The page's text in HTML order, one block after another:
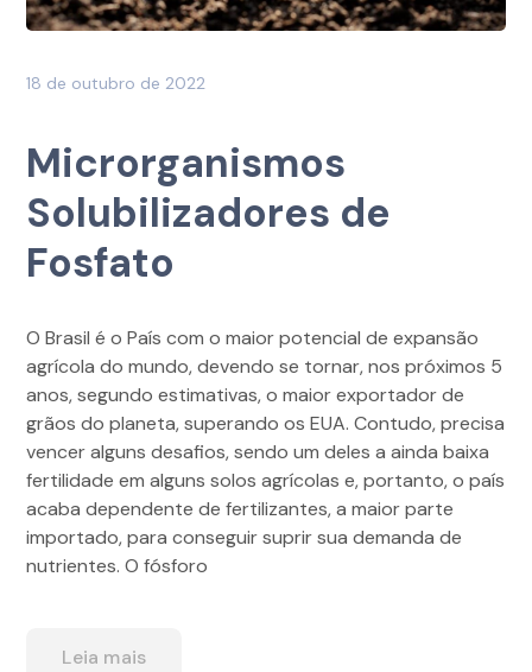
18 de outubro de 2022
Microrganismos
Solubilizadores de
Fosfato
O Brasil é o País com o maior potencial de expansão
agrícola do mundo, devendo se tornar, nos próximos 5
anos, segundo estimativas, o maior exportador de
grãos do planeta, superando os EUA. Contudo, precisa
vencer alguns desafios, sendo um deles a ainda baixa
fertilidade em alguns solos agrícolas e, portanto, o país
acaba dependente de fertilizantes, a maior parte
importado, para conseguir suprir sua demanda de
nutrientes. O fósforo
Leia mais